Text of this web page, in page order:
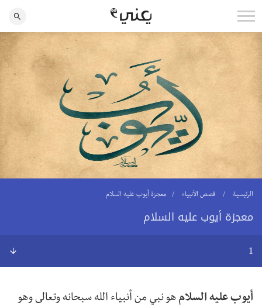
الرئيسية قصص الأنبياء معجزة أيوب عليه السلام
معجزة أيوب عليه السلام
1
أيوب عليه السلام هو نبي من أنبياء الله سبحانه وتعالى وهو